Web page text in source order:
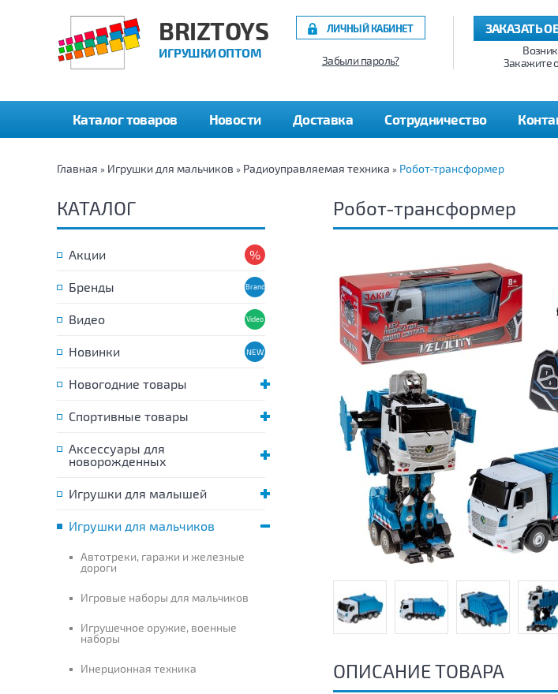
BRIZTOYS
ИГРУШКИ ОПТОМ
ЗАКАЗАТЬ
Закажите
ЛИЧНЫЙ КАБИНЕТ
Забыли пароль?
Каталог товаров Новости Доставка Сотрудничество
Главная » Игрушки для мальчиков » Радиоуправляемая техника » Робот-трансформер
КАТАЛОГ
Акции
Бренды
Видео
Новинки
Новогодние товары
Спортивные товары
Аксессуары для
новорожденных
Игрушки для малышей
Игрушки для мальчиков
Автотреки, гаражи и железные
дороги
Игровые наборы для мальчиков
Игрушечное оружие, военные
наборы
Инерционная техника
Робот-трансформер
ОПИСАНИЕ ТОВАРА